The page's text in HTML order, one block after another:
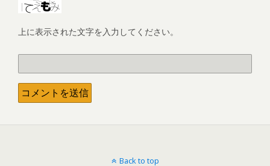
上に表示された文字を入力してください。
Back to top